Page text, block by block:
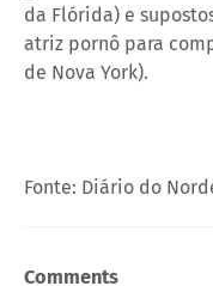
da Flórida) e
atriz pornô para
de Nova York).
Fonte: Diário do
Comments